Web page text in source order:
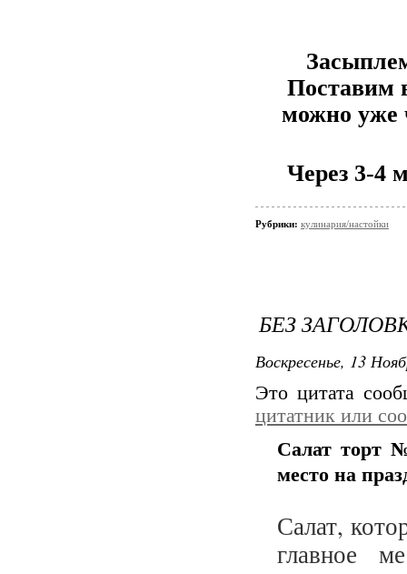
Поставим
можно уже
Через 3-4
Рубрики: кулинария/настойки
БЕЗ
Воскресенье, 13
Это цитата
цитатник или
Салат торт
место на
Салат,
главное